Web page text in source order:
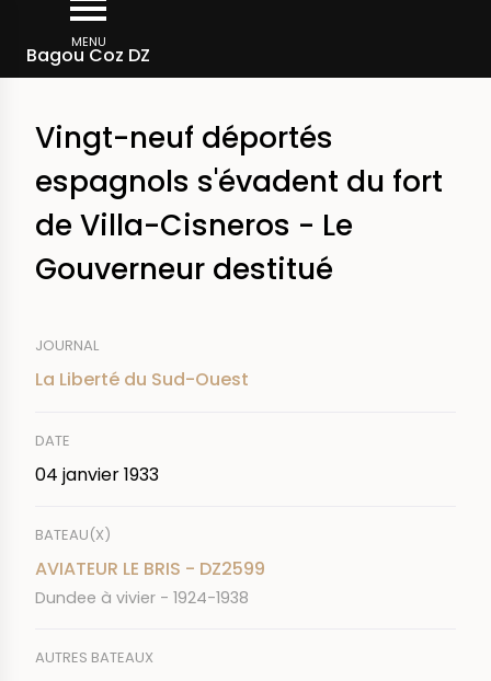
contenu
MENU
Bagou Coz DZ
d'Ariane
Rechercher dans la presse
Vingt-neuf déportés
espagnols s'évadent du fort
de Villa-Cisneros - Le
Gouverneur destitué
JOURNAL
La Liberté du Sud-Ouest
DATE
04 janvier 1933
BATEAU(X)
AVIATEUR LE BRIS - DZ2599
Dundee à vivier - 1924-1938
AUTRES BATEAUX